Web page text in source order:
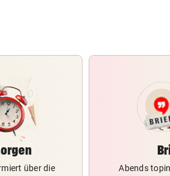
über die
Abends